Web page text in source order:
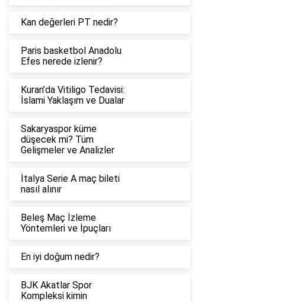
Kan değerleri PT nedir?
Paris basketbol Anadolu
Efes nerede izlenir?
Kuran’da Vitiligo Tedavisi:
İslami Yaklaşım ve Dualar
Sakaryaspor küme
düşecek mi? Tüm
Gelişmeler ve Analizler
İtalya Serie A maç bileti
nasıl alınır
Beleş Maç İzleme
Yöntemleri ve İpuçları
En iyi doğum nedir?
BJK Akatlar Spor
Kompleksi kimin